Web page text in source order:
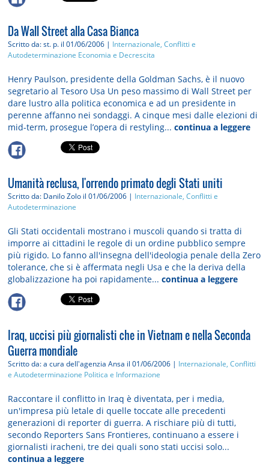
Da Wall Street alla Casa Bianca
Scritto da: st. p. il 01/06/2006 | Internazionale, Conflitti e
Autodeterminazione Economia e Decrescita
Henry Paulson, presidente della Goldman Sachs, è il nuovo
segretario al Tesoro Usa Un peso massimo di Wall Street per
dare lustro alla politica economica e ad un presidente in
perenne affanno nei sondaggi. A cinque mesi dalle elezioni di
mid-term, prosegue l’opera di restyling...continua a leggere
Umanità reclusa, l'orrendo primato degli Stati uniti
Scritto da: Danilo Zolo il 01/06/2006 | Internazionale, Conflitti e
Autodeterminazione
Gli Stati occidentali mostrano i muscoli quando si tratta di
imporre ai cittadini le regole di un ordine pubblico sempre
più rigido. Lo fanno all'insegna dell'ideologia penale della Zero
tolerance, che si è affermata negli Usa e che la deriva della
globalizzazione ha poi rapidamente...continua a leggere
Iraq, uccisi più giornalisti che in Vietnam e nella Seconda
Guerra mondiale
Scritto da: a cura dell'agenzia Ansa il 01/06/2006 | Internazionale, Conflitti
e Autodeterminazione Politica e Informazione
Raccontare il conflitto in Iraq è diventata, per i media,
un'impresa più letale di quelle toccate alle precedenti
generazioni di reporter di guerra. A rischiare più di tutti,
secondo Reporters Sans Frontieres, continuano a essere i
giornalisti iracheni, tre dei quali sono stati uccisi solo...
continua a leggere